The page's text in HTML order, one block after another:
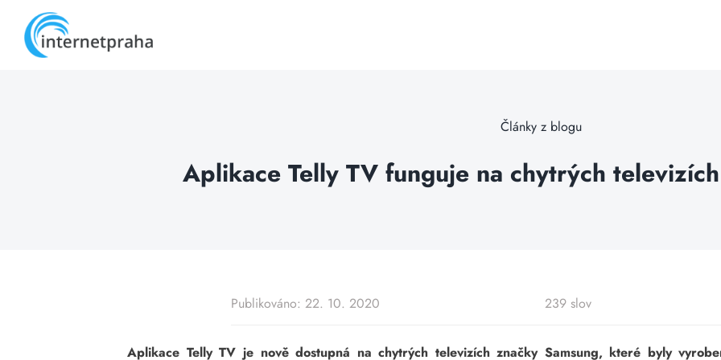
content
Články z blogu
Aplikace Telly TV funguje na chytrých
Publikováno: 22. 10. 2020 239 slov
Aplikace Telly TV je nově dostupná na chytrých televizích značky Samsung, které byly